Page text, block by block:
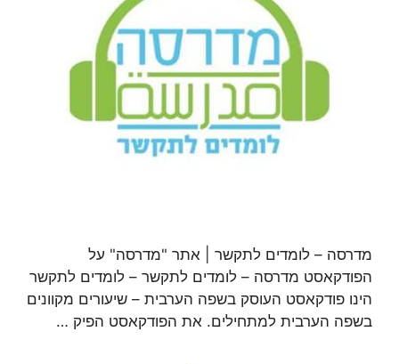
מדרסה – לומדים לתקשר | אתר "מדרסה" על
הפודקאסט מדרסה – לומדים לתקשר – לומדים לתקשר
הינו פודקאסט העוסק בשפה הערבית – שיעורים מקוונים
בשפה הערבית למתחילים. את הפודקאסט הפיק …